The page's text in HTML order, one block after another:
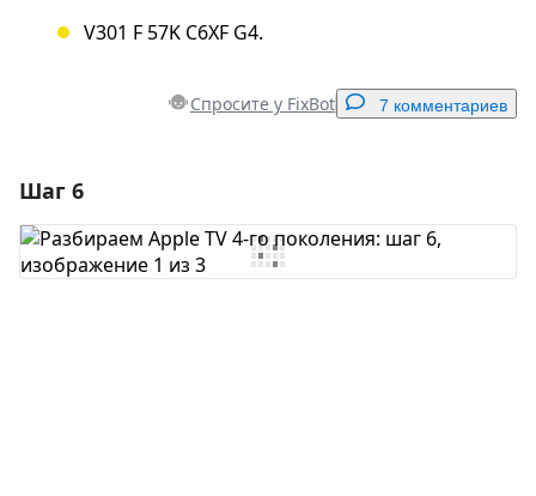
V301 F 57K C6XF G4.
Спросите у FixBot 7 комментариев
Добавить комментарий
Шаг 6